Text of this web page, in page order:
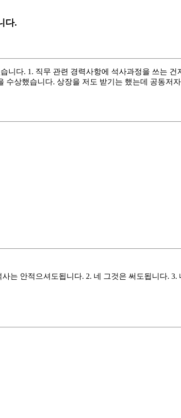
다.
니다. 1. 직무 관련 경력사항에 석사과정을 쓰는
수상했습니다. 상장을 저도 받기는 했는데 공동저
는 안적으셔도됩니다. 2. 네 그것은 써도됩니다.